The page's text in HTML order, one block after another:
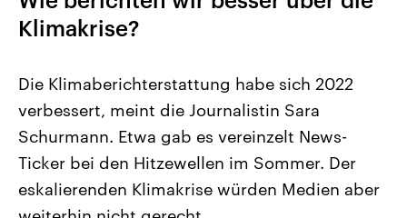
Landtagswahl Sachsen-Anhalt
2026
Alle Informationen
Sachsen-Anhalt wählt am 6.
September 2026 einen neuen
Landtag. Seit 2021 wird das
Bundesland von einer Koalition aus
USA
Aktuelle Beiträge,
Hintergründe
Wirtschaftlich und
gehören die Vereinigten
den mächtigsten Ländern
Klimakrise?
Die Klimaberichterstattung habe sich 2022
verbessert, meint die Journalistin Sara
Schurmann. Etwa gab es vereinzelt News-
Ticker bei den Hitzewellen im Sommer. Der
eskalierenden Klimakrise würden Medien aber